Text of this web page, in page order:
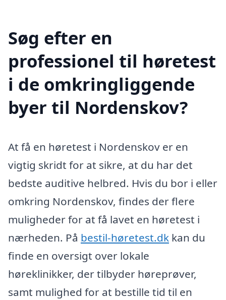
Søg efter en
professionel til høretest
i de omkringliggende
byer til Nordenskov?
At få en høretest i Nordenskov er en
vigtig skridt for at sikre, at du har det
bedste auditive helbred. Hvis du bor i eller
omkring Nordenskov, findes der flere
muligheder for at få lavet en høretest i
nærheden. På bestil-høretest.dk kan du
finde en oversigt over lokale
høreklinikker, der tilbyder høreprøver,
samt mulighed for at bestille tid til en